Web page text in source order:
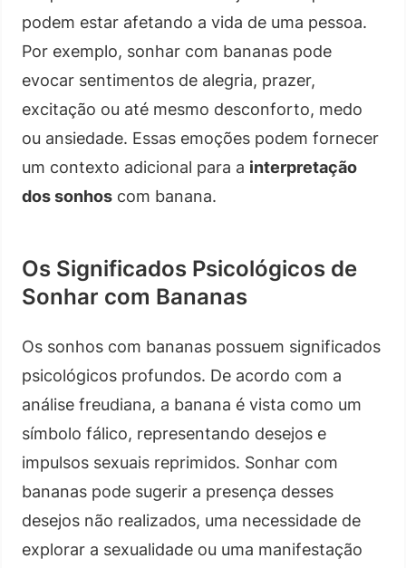
podem estar afetando a vida de uma pessoa.
Por exemplo, sonhar com bananas pode
evocar sentimentos de alegria, prazer,
excitação ou até mesmo desconforto, medo
ou ansiedade. Essas emoções podem fornecer
um contexto adicional para a interpretação
dos sonhos com banana.
Os Significados Psicológicos de
Sonhar com Bananas
Os sonhos com bananas possuem significados
psicológicos profundos. De acordo com a
análise freudiana, a banana é vista como um
símbolo fálico, representando desejos e
impulsos sexuais reprimidos. Sonhar com
bananas pode sugerir a presença desses
desejos não realizados, uma necessidade de
explorar a sexualidade ou uma manifestação